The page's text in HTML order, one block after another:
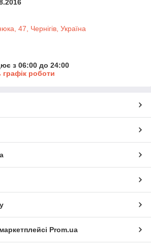
47, Чернігів, Україна
з 06:00 до 24:00
графік роботи
Prom.ua